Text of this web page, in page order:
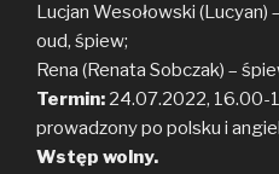
Lucjan Wesołowski (Lucyan)
oud, śpiew;
Rena (Renata Sobczak) –
Termin: 24.07.2022, 16.00-
prowadzony po polsku i
Wstęp wolny.